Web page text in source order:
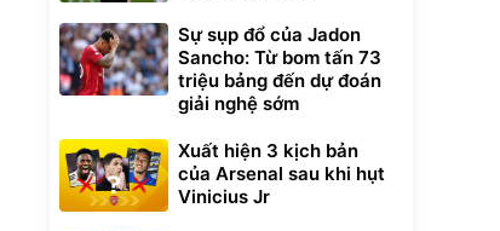
Sự sụp đổ của Jadon
Sancho: Từ bom tấn 73
triệu bảng đến dự đoán
giải nghệ sớm
Xuất hiện 3 kịch bản
của Arsenal sau khi hụt
Vinicius Jr